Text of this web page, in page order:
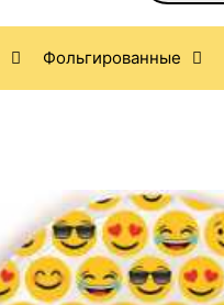
Фольгированные